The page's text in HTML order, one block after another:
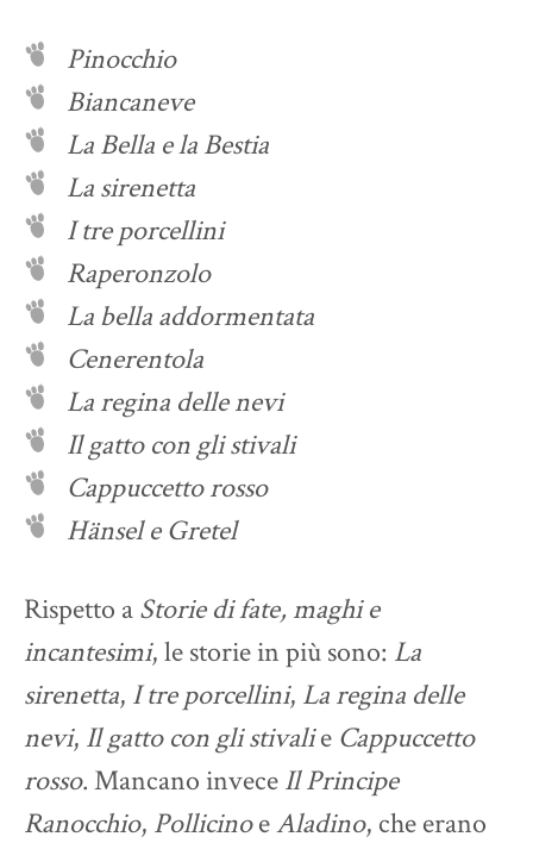
Pinocchio
Biancaneve
La Bella e la Bestia
La sirenetta
I tre porcellini
Raperonzolo
La bella addormentata
Cenerentola
La regina delle nevi
Il gatto con gli stivali
Cappuccetto rosso
Hänsel e Gretel
Rispetto aStorie di fate, maghi e
incantesimi, le storie in più sono: La
sirenetta, I tre porcellini, La regina delle
nevi, Il gatto con gli stivalie Cappuccetto
rosso. Mancano inveceIl Principe
Ranocchio, PollicinoeAladino, che erano